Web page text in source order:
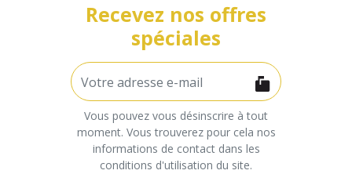
Recevez nos offres
spéciales
Vous pouvez vous désinscrire à tout
moment. Vous trouverez pour cela nos
informations de contact dans les
conditions d'utilisation du site.